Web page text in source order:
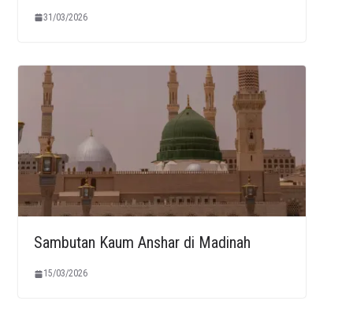
31/03/2026
Sambutan Kaum Anshar di Madinah
15/03/2026